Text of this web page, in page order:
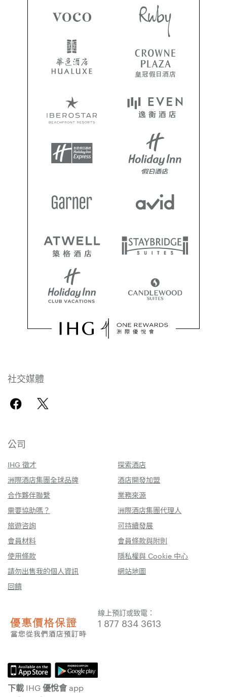
社交媒體
公司
IHG 徵才
探索酒店
洲際酒店集團全球品牌
酒店開發加盟
合作夥伴聯繫
業務來源
需要協助嗎？
洲際酒店集團代理人
旅遊咨詢
可持續發展
會員材料
會員條款與附則
使用條款
隱私權與 Cookie 中心
請勿出售我的個人資訊
網站地圖
回饋
線上預訂或致電：
1 877 834 3613
下載 IHG 優悅會 app